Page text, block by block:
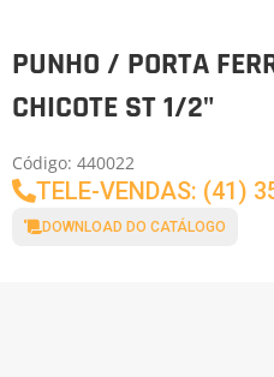
PUNHO / PORTA
CHICOTE ST 1/2"
Código: 440022
TELE-VENDAS: (41)
DOWNLOAD DO CATÁLOGO